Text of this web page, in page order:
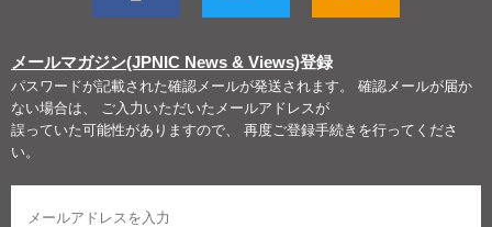
メールマガジン(JPNIC News & Views)登録
パスワードが記載された確認メールが発送されます。 確認メールが届か
ない場合は、 ご入力いただいたメールアドレスが
誤っていた可能性がありますので、 再度ご登録手続きを行ってくださ
い。